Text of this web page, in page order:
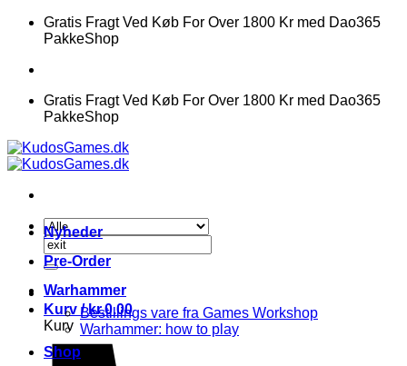
FortsætGratis Fragt Ved Køb For Over 1800 Kr med Dao365
PakkeShop
Gratis Fragt Ved Køb For Over 1800 Kr med Dao365
PakkeShop
Søg
efter:
Kurv /kr.0.00
Kurv
Nyheder
Pre-Order
Warhammer
Bestillings vare fra Games Workshop
Warhammer: how to play
Shop